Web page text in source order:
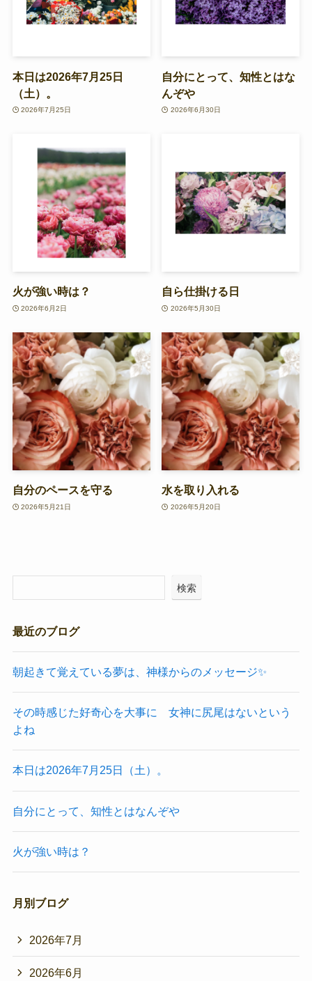
本日は2026年7月25日
（土）。
2026年7月25日
自分にとって、知性とはな
んぞや
2026年6月30日
火が強い時は？
2026年6月2日
自ら仕掛ける日
2026年5月30日
自分のペースを守る
2026年5月21日
水を取り入れる
2026年5月20日
検索
最近のブログ
朝起きて覚えている夢は、神様からのメッセージ✨
その時感じた好奇心を大事に 女神に尻尾はないという
よね
本日は2026年7月25日（土）。
自分にとって、知性とはなんぞや
火が強い時は？
月別ブログ
2026年7月
2026年6月